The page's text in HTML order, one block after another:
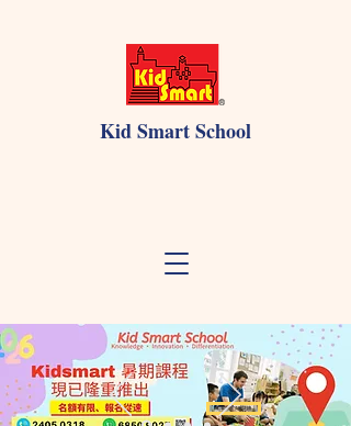
Kid Smart School
點擊這裡了解詳情